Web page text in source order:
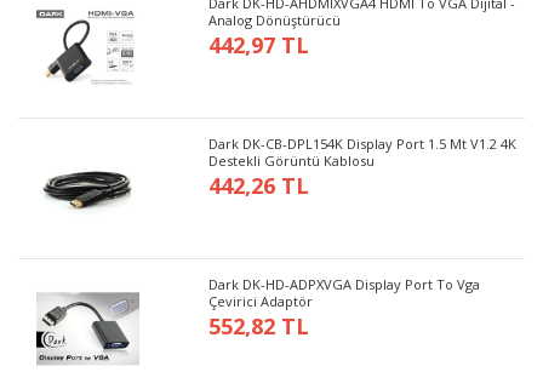
Analog Dönüştürücü
442,97 TL
Dark DK-CB-DPL154K Display Port 1.5 Mt V1.2 4K
Destekli Görüntü Kablosu
442,26 TL
Dark DK-HD-ADPXVGA Display Port To Vga
Çevirici Adaptör
552,82 TL